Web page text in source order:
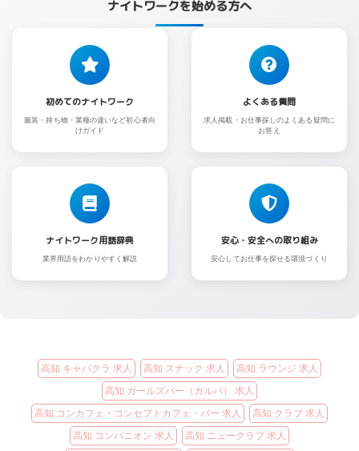
ナイトワークを始める方へ
初めてのナイトワーク
服装・持ち物・業種の違いなど初心者向
けガイド
よくある質問
求人掲載・お仕事探しのよくある疑問に
お答え
ナイトワーク用語辞典
業界用語をわかりやすく解説
安心・安全への取り組み
安心してお仕事を探せる環境づくり
高知 キャバクラ 求人 高知 スナック 求人
高知 ラウンジ 求人
高知 ガールズバー（ガルバ） 求人
高知 コンカフェ・コンセプトカフェ・バー 求人
高知 クラブ 求人
高知 コンパニオン 求人
高知 ニュークラブ 求人